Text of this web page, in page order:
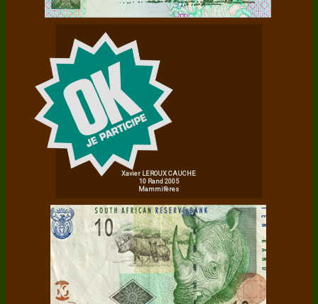
Xavier LEROUX CAUCHE
10 Rand 2005
Mammifères